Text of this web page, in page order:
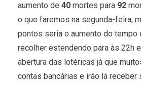
aumento de 40 mortes para 92
o que faremos na segunda-feira,
pontos seria o aumento do tempo
recolher estendendo para às 22h
abertura das lotéricas já que
contas bancárias e irão lá